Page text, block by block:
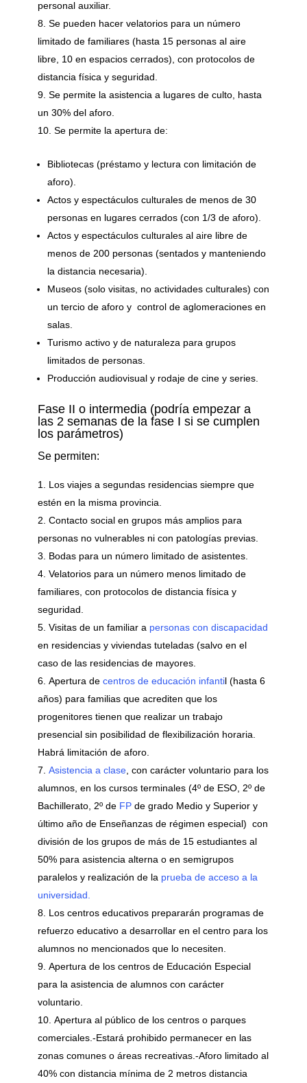
personal auxiliar.
Se pueden hacer velatorios para un número
limitado de familiares (hasta 15 personas al aire
libre, 10 en espacios cerrados), con protocolos de
distancia física y seguridad.
Se permite la asistencia a lugares de culto, hasta
un 30% del aforo.
Se permite la apertura de:
Bibliotecas (préstamo y lectura con limitación de
aforo).
Actos y espectáculos culturales de menos de 30
personas en lugares cerrados (con 1/3 de aforo).
Actos y espectáculos culturales al aire libre de
menos de 200 personas (sentados y manteniendo
la distancia necesaria).
Museos (solo visitas, no actividades culturales) con
un tercio de aforo y control de aglomeraciones en
salas.
Turismo activo y de naturaleza para grupos
limitados de personas.
Producción audiovisual y rodaje de cine y series.
Fase II o intermedia (podría empezar a
las 2 semanas de la fase I si se cumplen
los parámetros)
Se permiten:
Los viajes a segundas residencias siempre que
estén en la misma provincia.
Contacto social en grupos más amplios para
personas no vulnerables ni con patologías previas.
Bodas para un número limitado de asistentes.
Velatorios para un número menos limitado de
familiares, con protocolos de distancia física y
seguridad.
Visitas de un familiar a personas con discapacidad
en residencias y viviendas tuteladas (salvo en el
caso de las residencias de mayores.
Apertura de centros de educación infantil (hasta 6
años) para familias que acrediten que los
progenitores tienen que realizar un trabajo
presencial sin posibilidad de flexibilización horaria.
Habrá limitación de aforo.
Asistencia a clase, con carácter voluntario para los
alumnos, en los cursos terminales (4º de ESO, 2º de
Bachillerato, 2º de FPde grado Medio y Superior y
último año de Enseñanzas de régimen especial) con
división de los grupos de más de 15 estudiantes al
50% para asistencia alterna o en semigrupos
paralelos y realización de la prueba de acceso a la
universidad.
Los centros educativos prepararán programas de
refuerzo educativo a desarrollar en el centro para los
alumnos no mencionados que lo necesiten.
Apertura de los centros de Educación Especial
para la asistencia de alumnos con carácter
voluntario.
Apertura al público de los centros o parques
comerciales.-Estará prohibido permanecer en las
zonas comunes o áreas recreativas.-Aforo limitado al
40% con distancia mínima de 2 metros distancia